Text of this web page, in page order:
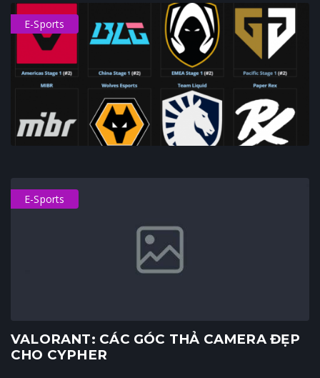
E-Sports
E-Sports
VALORANT: CÁC GÓC THẢ CAMERA ĐẸP
CHO CYPHER